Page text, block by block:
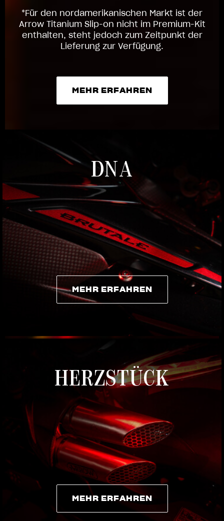
*Für den nordamerikanischen Markt ist der
Arrow Titanium Slip-on nicht im Premium-Kit
enthalten, steht jedoch zum Zeitpunkt der
Lieferung zur Verfügung.
MEHR ERFAHREN
DNA
MEHR ERFAHREN
MEHR ERFAHREN
HERZSTÜCK
MEHR ERFAHREN